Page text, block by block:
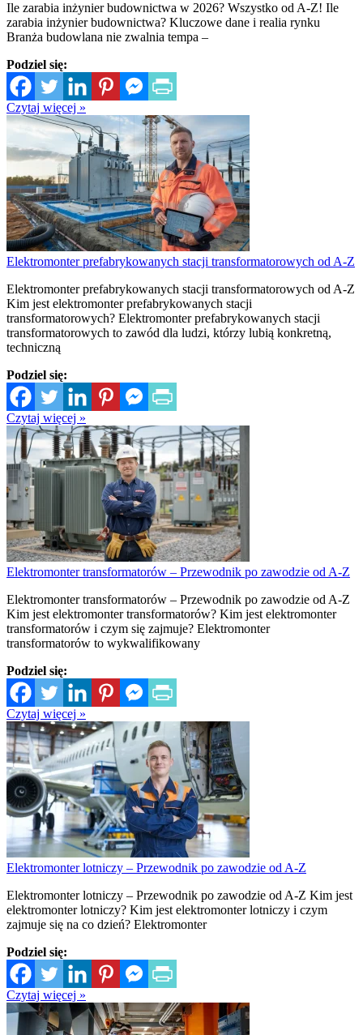
Ile zarabia inżynier budownictwa w 2026? Wszystko od A-Z! Ile
zarabia inżynier budownictwa? Kluczowe dane i realia rynku
Branża budowlana nie zwalnia tempa –
Podziel się:
Czytaj więcej »
Elektromonter prefabrykowanych stacji transformatorowych od A-Z
Elektromonter prefabrykowanych stacji transformatorowych od A-Z
Kim jest elektromonter prefabrykowanych stacji
transformatorowych? Elektromonter prefabrykowanych stacji
transformatorowych to zawód dla ludzi, którzy lubią konkretną,
techniczną
Podziel się:
Czytaj więcej »
Elektromonter transformatorów – Przewodnik po zawodzie od A-Z
Elektromonter transformatorów – Przewodnik po zawodzie od A-Z
Kim jest elektromonter transformatorów? Kim jest elektromonter
transformatorów i czym się zajmuje? Elektromonter
transformatorów to wykwalifikowany
Podziel się:
Czytaj więcej »
Elektromonter lotniczy – Przewodnik po zawodzie od A-Z
Elektromonter lotniczy – Przewodnik po zawodzie od A-Z Kim jest
elektromonter lotniczy? Kim jest elektromonter lotniczy i czym
zajmuje się na co dzień? Elektromonter
Podziel się:
Czytaj więcej »